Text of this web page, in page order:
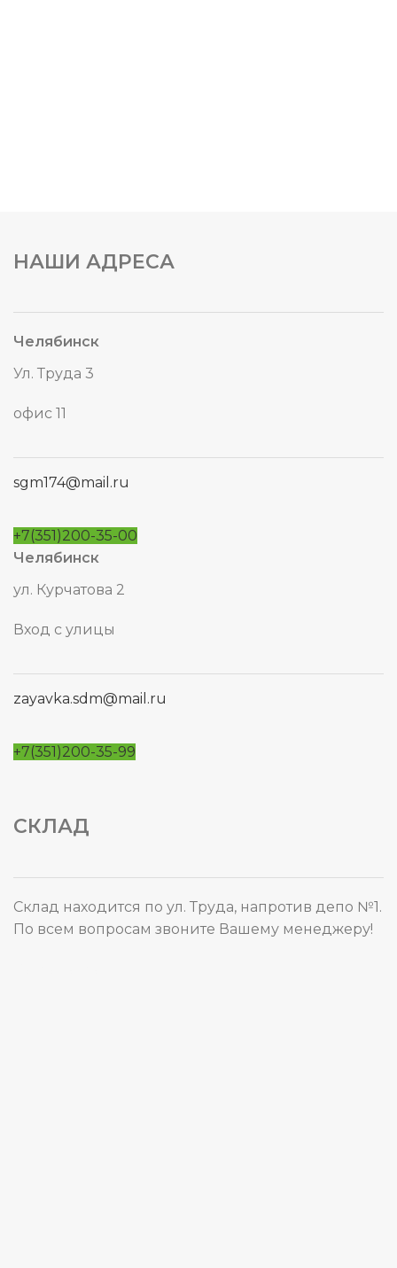
НАШИ АДРЕСА
Челябинск
Ул. Труда 3
офис 11
sgm174@mail.ru
+7(351)200-35-00
Челябинск
ул. Курчатова 2
Вход с улицы
zayavka.sdm@mail.ru
+7(351)200-35-99
СКЛАД
Склад находится по ул. Труда, напротив депо №1.
По всем вопросам звоните Вашему менеджеру!